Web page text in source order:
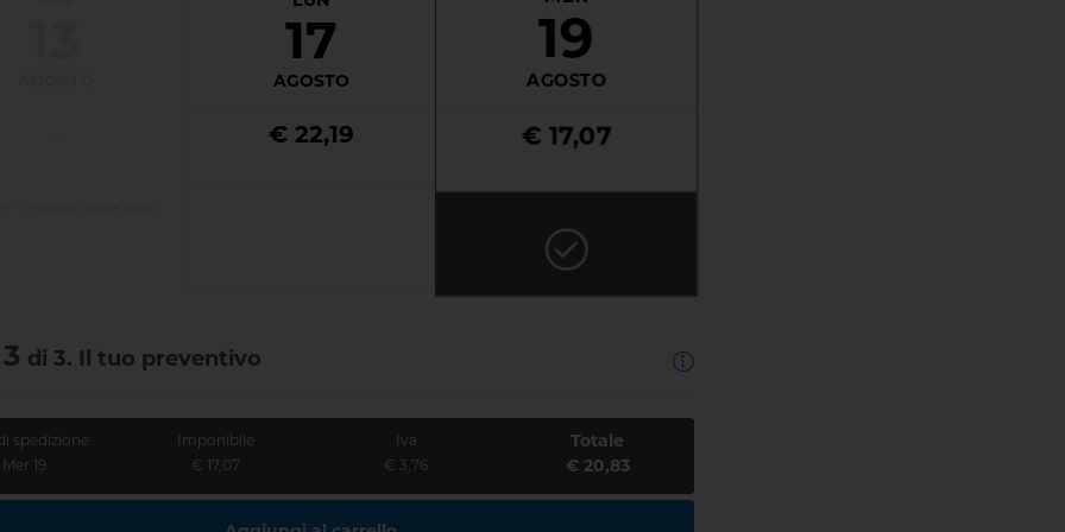
17
AGOSTO
€ 22,19
19
AGOSTO
€ 17,07
di 3. Il tuo preventivo
spedizione
Mer 19
Imponibile
€ 17,07
Iva
€ 3,76
Totale
€ 20,83